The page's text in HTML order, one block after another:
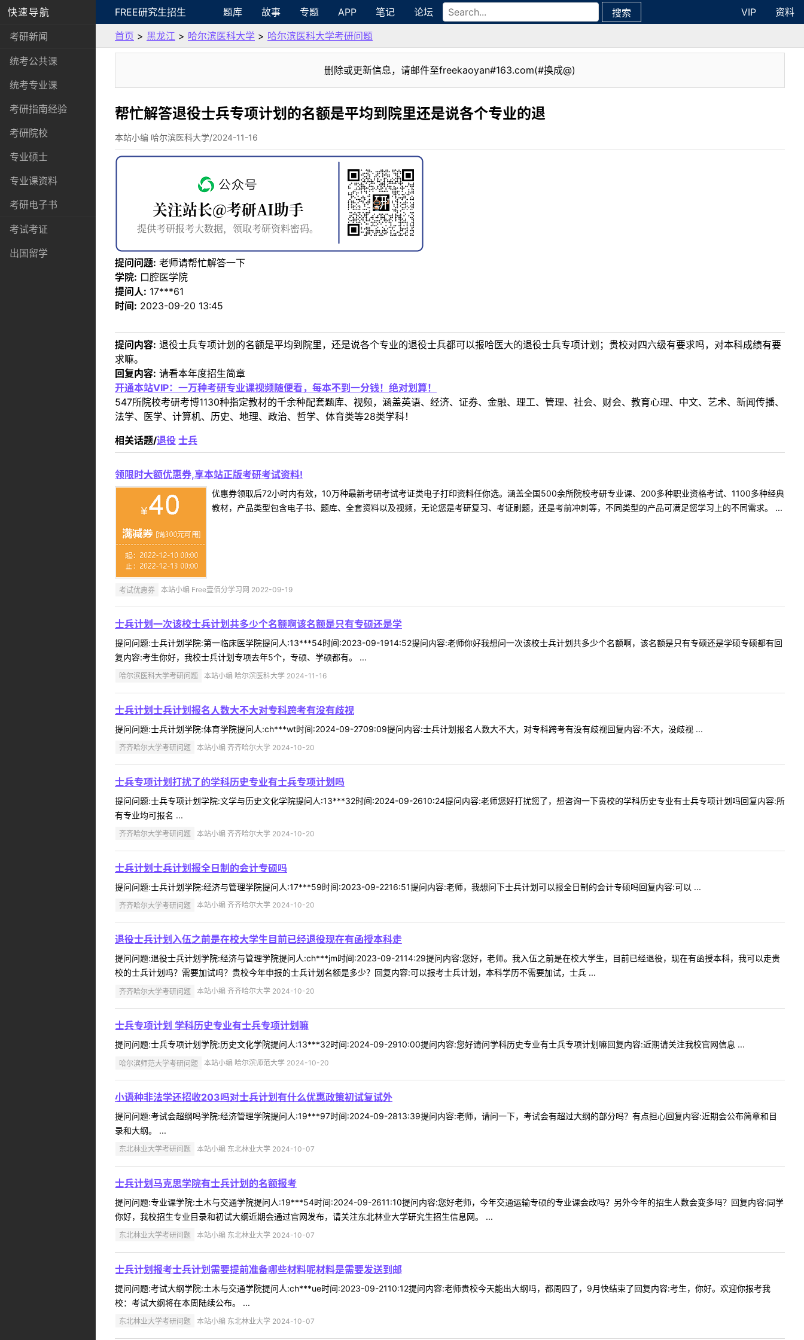
快速导航
考研新闻
统考公共课
统考专业课
考研指南经验
考研院校
专业硕士
专业课资料
考研电子书
考试考证
出国留学
FREE研究生招生 题库 故事 专题 APP 笔记 论坛 搜索 VIP
资料
首页 > 黑龙江 > 哈尔滨医科大学 > 哈尔滨医科大学考研问题
删除或更新信息，请邮件至freekaoyan#163.com(#换成@)
帮忙解答退役士兵专项计划的名额是平均到院里还是说各个专业的退
本站小编 哈尔滨医科大学/2024-11-16
提问问题: 老师请帮忙解答一下
学院: 口腔医学院
提问人: 17***61
时间: 2023-09-20 13:45
提问内容: 退役士兵专项计划的名额是平均到院里，还是说各个专业的退役士兵都可以报哈医大的退役士兵专项计划；贵校对四六级有要求吗，对本科成绩有要
求嘛。
回复内容: 请看本年度招生简章
开通本站VIP：一万种考研专业课视频随便看，每本不到一分钱！绝对划算！
547所院校考研考博1130种指定教材的千余种配套题库、视频，涵盖英语、经济、证券、金融、理工、管理、社会、财会、教育心理、中文、艺术、新闻传播、
法学、医学、计算机、历史、地理、政治、哲学、体育类等28类学科！
相关话题/退役 士兵
领限时大额优惠券,享本站正版考研考试资料!
优惠券领取后72小时内有效，10万种最新考研考试考证类电子打印资料任你选。涵盖全国500余所院校考研专业课、200多种职业资格考试、1100多种经典
教材，产品类型包含电子书、题库、全套资料以及视频，无论您是考研复习、考证刷题，还是考前冲刺等，不同类型的产品可满足您学习上的不同需求。 ...
考试优惠券 本站小编 Free壹佰分学习网 2022-09-19
士兵计划一次该校士兵计划共多少个名额啊该名额是只有专硕还是学
提问问题:士兵计划学院:第一临床医学院提问人:13***54时间:2023-09-1914:52提问内容:老师你好我想问一次该校士兵计划共多少个名额啊，该名额是只有专硕还是学硕专硕都有回
复内容:考生你好，我校士兵计划专项去年5个，专硕、学硕都有。 ...
哈尔滨医科大学考研问题 本站小编 哈尔滨医科大学 2024-11-16
士兵计划士兵计划报名人数大不大对专科跨考有没有歧视
提问问题:士兵计划学院:体育学院提问人:ch***wt时间:2024-09-2709:09提问内容:士兵计划报名人数大不大，对专科跨考有没有歧视回复内容:不大，没歧视 ...
齐齐哈尔大学考研问题 本站小编 齐齐哈尔大学 2024-10-20
士兵专项计划打扰了的学科历史专业有士兵专项计划吗
提问问题:士兵专项计划学院:文学与历史文化学院提问人:13***32时间:2024-09-2610:24提问内容:老师您好打扰您了，想咨询一下贵校的学科历史专业有士兵专项计划吗回复内容:所
有专业均可报名 ...
齐齐哈尔大学考研问题 本站小编 齐齐哈尔大学 2024-10-20
士兵计划士兵计划报全日制的会计专硕吗
提问问题:士兵计划学院:经济与管理学院提问人:17***59时间:2023-09-2216:51提问内容:老师，我想问下士兵计划可以报全日制的会计专硕吗回复内容:可以 ...
齐齐哈尔大学考研问题 本站小编 齐齐哈尔大学 2024-10-20
退役士兵计划入伍之前是在校大学生目前已经退役现在有函授本科走
提问问题:退役士兵计划学院:经济与管理学院提问人:ch***jm时间:2023-09-2114:29提问内容:您好，老师。我入伍之前是在校大学生，目前已经退役，现在有函授本科，我可以走贵
校的士兵计划吗？需要加试吗？贵校今年申报的士兵计划名额是多少？回复内容:可以报考士兵计划，本科学历不需要加试，士兵 ...
齐齐哈尔大学考研问题 本站小编 齐齐哈尔大学 2024-10-20
士兵专项计划 学科历史专业有士兵专项计划嘛
提问问题:士兵专项计划学院:历史文化学院提问人:13***32时间:2024-09-2910:00提问内容:您好请问学科历史专业有士兵专项计划嘛回复内容:近期请关注我校官网信息 ...
哈尔滨师范大学考研问题 本站小编 哈尔滨师范大学 2024-10-20
小语种非法学还招收203吗对士兵计划有什么优惠政策初试复试外
提问问题:考试会超纲吗学院:经济管理学院提问人:19***97时间:2024-09-2813:39提问内容:老师，请问一下，考试会有超过大纲的部分吗？有点担心回复内容:近期会公布简章和目
录和大纲。 ...
东北林业大学考研问题 本站小编 东北林业大学 2024-10-07
士兵计划马克思学院有士兵计划的名额报考
提问问题:专业课学院:土木与交通学院提问人:19***54时间:2024-09-2611:10提问内容:您好老师，今年交通运输专硕的专业课会改吗？另外今年的招生人数会变多吗？回复内容:同学
你好，我校招生专业目录和初试大纲近期会通过官网发布，请关注东北林业大学研究生招生信息网。 ...
东北林业大学考研问题 本站小编 东北林业大学 2024-10-07
士兵计划报考士兵计划需要提前准备哪些材料呢材料是需要发送到邮
提问问题:考试大纲学院:土木与交通学院提问人:ch***ue时间:2023-09-2110:12提问内容:老师贵校今天能出大纲吗，都周四了，9月快结束了回复内容:考生，你好。欢迎你报考我
校：考试大纲将在本周陆续公布。 ...
东北林业大学考研问题 本站小编 东北林业大学 2024-10-07